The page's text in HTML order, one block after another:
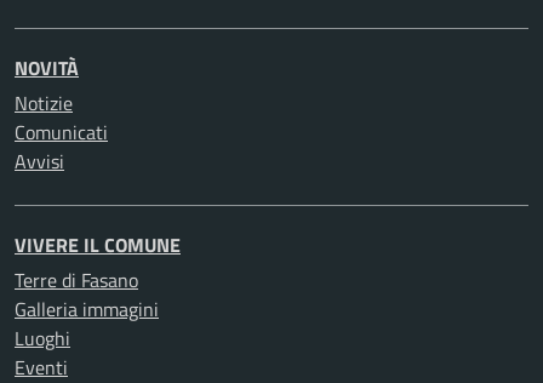
NOVITÀ
Notizie
Comunicati
Avvisi
VIVERE IL COMUNE
Terre di Fasano
Galleria immagini
Luoghi
Eventi